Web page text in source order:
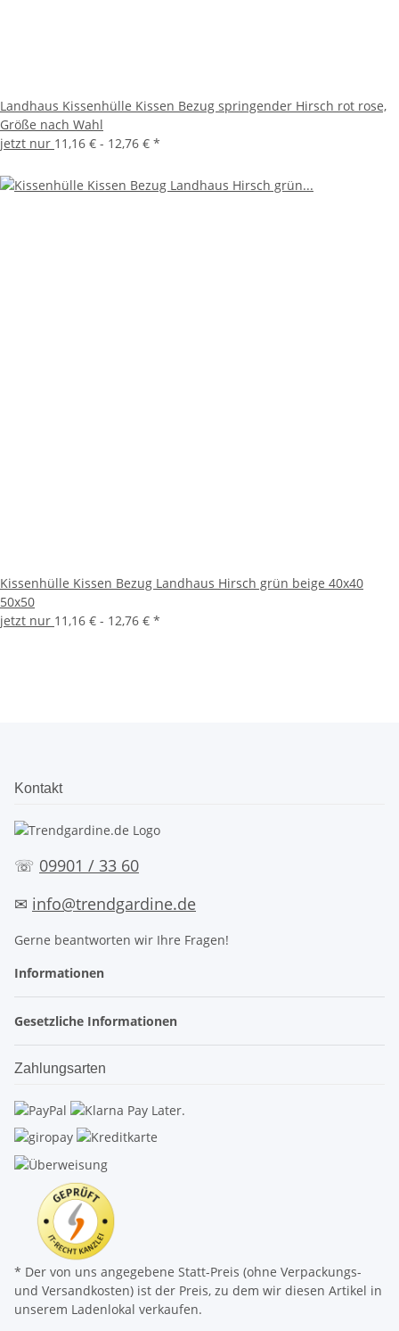
Landhaus Kissenhülle Kissen Bezug springender Hirsch rot rose,
Größe nach Wahl
jetzt nur 11,16 € - 12,76 € *
Kissenhülle Kissen Bezug Landhaus Hirsch grün beige 40x40
50x50
jetzt nur 11,16 € - 12,76 € *
Kontakt
☏ 09901 / 33 60
✉ info@trendgardine.de
Gerne beantworten wir Ihre Fragen!
Informationen
Gesetzliche Informationen
Zahlungsarten
* Der von uns angegebene Statt-Preis (ohne Verpackungs-
und Versandkosten) ist der Preis, zu dem wir diesen Artikel in
unserem Ladenlokal verkaufen.